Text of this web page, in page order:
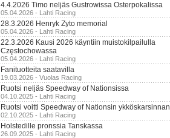
4.4.2026 Timo neljäs Gustrowissa Osterpokalissa
05.04.2026 - Lahti Racing
28.3.2026 Henryk Zyto memorial
05.04.2026 - Lahti Racing
22.3.2026 Kausi 2026 käyntiin muistokilpailulla
Częstochowassa
05.04.2026 - Lahti Racing
Fanituotteita saatavilla
19.03.2026 - Vuolas Racing
Ruotsi neljäs Speedway of Nationsissa
04.10.2025 - Lahti Racing
Ruotsi voitti Speedway of Nationsin ykköskarsinnan
02.10.2025 - Lahti Racing
Holstedille pronssia Tanskassa
26.09.2025 - Lahti Racing